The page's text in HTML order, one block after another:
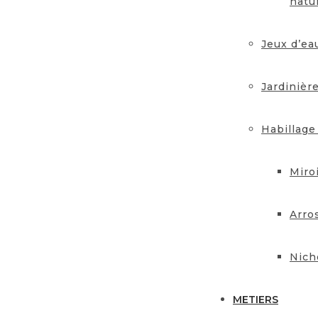
Jeux
METIERS